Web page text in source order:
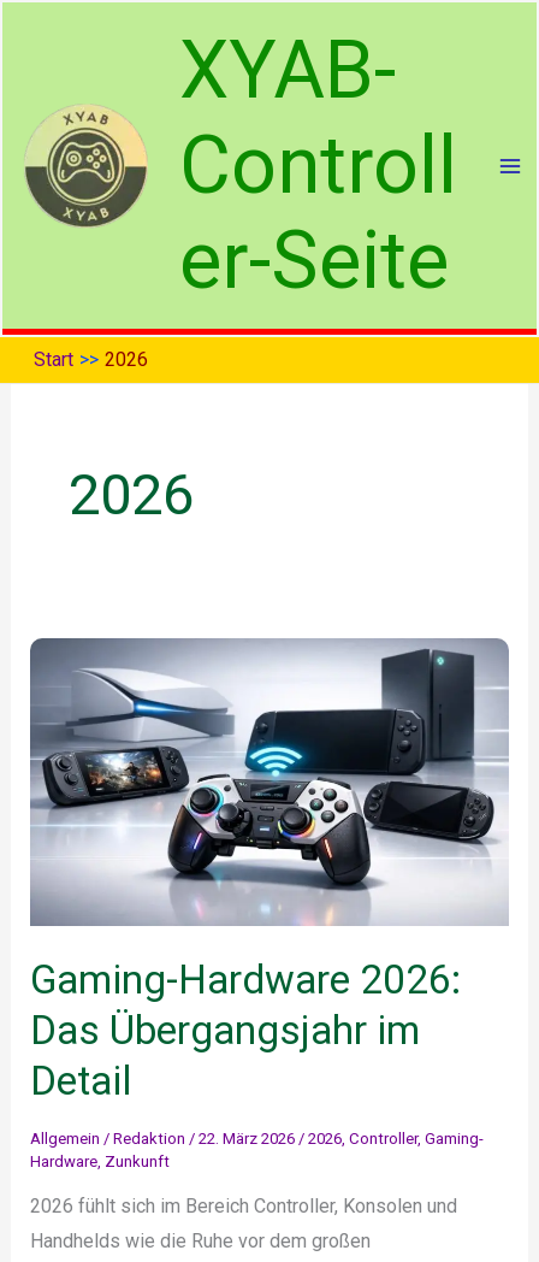
XYAB-
Controll
er-Seite
Start 2026
2026
Gaming-Hardware 2026:
Das Übergangsjahr im
Detail
Allgemein / Redaktion / 22. März 2026 / 2026, Controller, Gaming-
Hardware, Zunkunft
2026 fühlt sich im Bereich Controller, Konsolen und
Handhelds wie die Ruhe vor dem großen